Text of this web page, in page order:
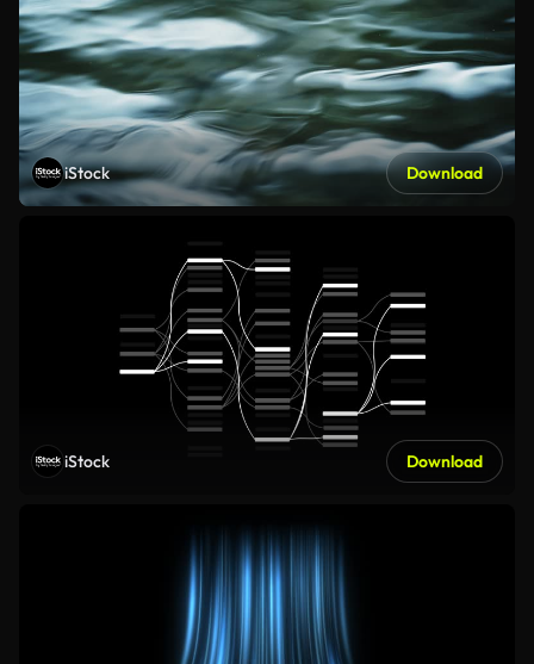
iStock Download
iStock Download